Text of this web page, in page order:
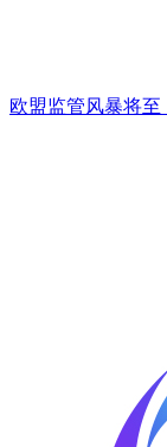
欧盟监管风暴将至